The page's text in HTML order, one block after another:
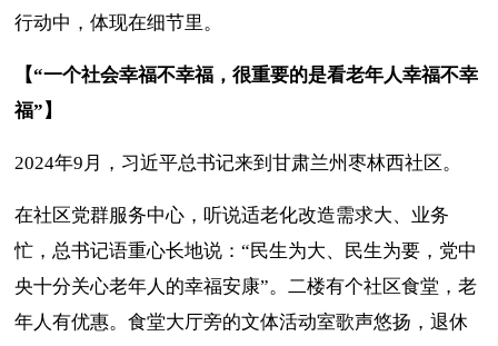
行动中，体现在细节里。
【“一个社会幸福不幸福，很重要的是看老年人幸福不幸
福”】
2024年9月，习近平总书记来到甘肃兰州枣林西社区。
在社区党群服务中心，听说适老化改造需求大、业务
忙，总书记语重心长地说：“民生为大、民生为要，党中
央十分关心老年人的幸福安康”。二楼有个社区食堂，老
年人有优惠。食堂大厅旁的文体活动室歌声悠扬，退休